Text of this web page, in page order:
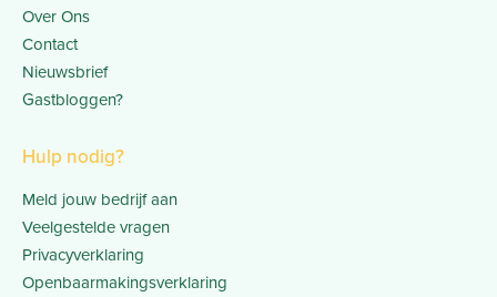
Over Ons
Contact
Nieuwsbrief
Gastbloggen?
Hulp nodig?
Meld jouw bedrijf aan
Veelgestelde vragen
Privacyverklaring
Openbaarmakingsverklaring